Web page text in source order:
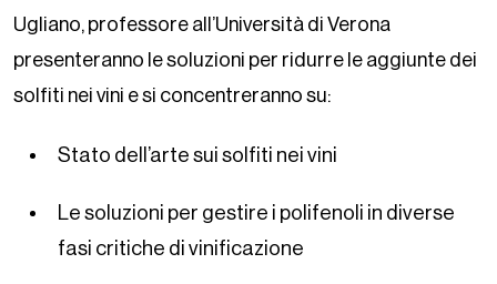
Ugliano, professore all’Università di Verona
presenteranno le soluzioni per ridurre le aggiunte dei
solfiti nei vini e si concentreranno su:
Stato dell’arte sui solfiti nei vini
Le soluzioni per gestire i polifenoli in diverse
fasi critiche di vinificazione